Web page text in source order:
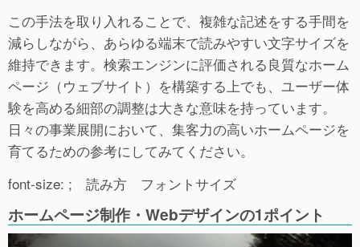
この手法を取り入れることで、複雑な記述をする手間を
減らしながら、あらゆる端末で読みやすい文字サイズを
維持できます。検索エンジンに評価される良質なホーム
ページ（ウェブサイト）を構築する上でも、ユーザー体
験を高める細部の調整は大きな意味を持っています。
日々の事業展開において、集客力の高いホームページを
育てるための参考にしてみてください。
font-size: ; 読み方 フォントサイズ
ホームページ制作・Webデザインの1ポイント